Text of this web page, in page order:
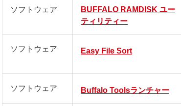
ソフトウェア
BUFFALO RAMDISK ユー
ティリティー
ソフトウェア Easy File Sort
ソフトウェア Buffalo Toolsランチャー